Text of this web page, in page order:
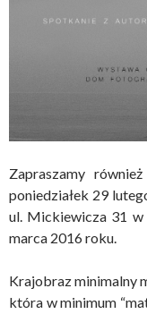
Zapraszamy
poniedziałek 29
ul. Mickiewicza 31 w
marca 2016 roku.
Krajobraz minimalny
która w minimum